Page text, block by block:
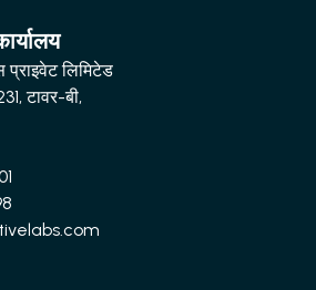
प्राइवेट लिमिटेड
टावर-बी,